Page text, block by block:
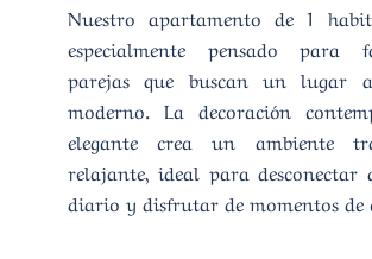
Nuestro apartamento de 1
especialmente pensado para
parejas que buscan un lugar
moderno. La decoración
elegante crea un ambiente
relajante, ideal para desconectar
diario y disfrutar de momentos de